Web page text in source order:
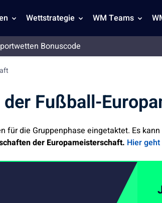
Wettstrategie WM Teams
Bonuscode
Fußball-
die Gruppenphase eingetaktet. Es
der Europameisterschaft. Hier